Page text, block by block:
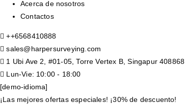
Acerca de nosotros
Contactos
++6568410888
sales@harpersurveying.com
1 Ubi Ave 2, #01-05, Torre Vertex B, Singapur 408868
Lun-Vie: 10:00 - 18:00
[demo-idioma]
¡Las mejores ofertas especiales! ¡30% de descuento!